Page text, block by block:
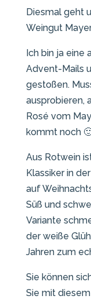
Diesmal geht
Weingut
Ich bin ja eine
Advent-Mails
gestoßen.
ausprobieren,
Rosé vom
kommt noch
Aus Rotwein
Klassiker in
auf
Süß und
Variante
der weiße
Jahren zum
Sie können
Sie mit diesem